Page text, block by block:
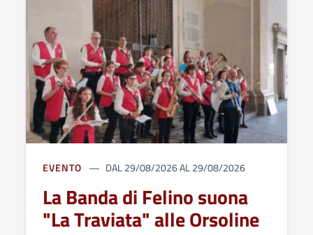
EVENTO DAL 29/08/2026 AL 29/08/2026
La Banda di Felino suona
"La Traviata" alle Orsoline